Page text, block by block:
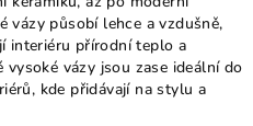
vázy působí lehce a vzdušně,
interiéru přírodní teplo a
vázy jsou zase ideální do
kde přidávají na stylu a